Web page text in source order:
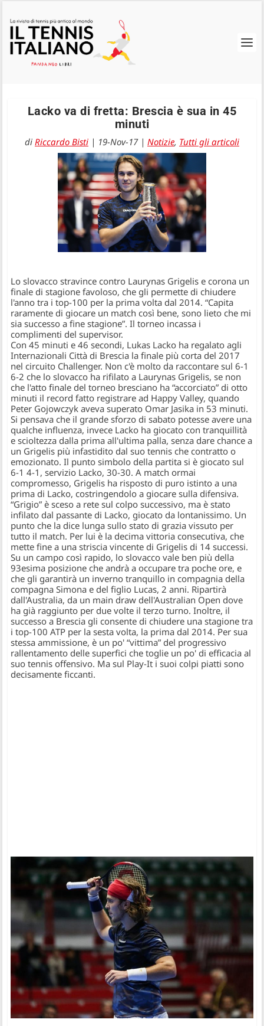
Lacko va di fretta: Brescia è sua in 45
minuti
di Riccardo Bisti | 19-Nov-17| Notizie, Tutti gli articoli
Lo slovacco stravince contro Laurynas Grigelis e corona un
finale di stagione favoloso, che gli permette di chiudere
l'anno tra i top-100 per la prima volta dal 2014. “Capita
raramente di giocare un match così bene, sono lieto che mi
sia successo a fine stagione”. Il torneo incassa i
complimenti del supervisor.
Con 45 minuti e 46 secondi, Lukas Lacko ha regalato agli
Internazionali Città di Brescia la finale più corta del 2017
nel circuito Challenger. Non c'è molto da raccontare sul 6-1
6-2 che lo slovacco ha rifilato a Laurynas Grigelis, se non
che l'atto finale del torneo bresciano ha “accorciato” di otto
minuti il record fatto registrare ad Happy Valley, quando
Peter Gojowczyk aveva superato Omar Jasika in 53 minuti.
Si pensava che il grande sforzo di sabato potesse avere una
qualche influenza, invece Lacko ha giocato con tranquillità
e scioltezza dalla prima all'ultima palla, senza dare chance a
un Grigelis più infastidito dal suo tennis che contratto o
emozionato. Il punto simbolo della partita si è giocato sul
6-1 4-1, servizio Lacko, 30-30. A match ormai
compromesso, Grigelis ha risposto di puro istinto a una
prima di Lacko, costringendolo a giocare sulla difensiva.
“Grigio” è sceso a rete sul colpo successivo, ma è stato
infilato dal passante di Lacko, giocato da lontanissimo. Un
punto che la dice lunga sullo stato di grazia vissuto per
tutto il match. Per lui è la decima vittoria consecutiva, che
mette fine a una striscia vincente di Grigelis di 14 successi.
Su un campo così rapido, lo slovacco vale ben più della
93esima posizione che andrà a occupare tra poche ore, e
che gli garantirà un inverno tranquillo in compagnia della
compagna Simona e del figlio Lucas, 2 anni. Ripartirà
dall'Australia, da un main draw dell'Australian Open dove
ha già raggiunto per due volte il terzo turno. Inoltre, il
successo a Brescia gli consente di chiudere una stagione tra
i top-100 ATP per la sesta volta, la prima dal 2014. Per sua
stessa ammissione, è un po' “vittima” del progressivo
rallentamento delle superfici che toglie un po' di efficacia al
suo tennis offensivo. Ma sul Play-It i suoi colpi piatti sono
decisamente ficcanti.